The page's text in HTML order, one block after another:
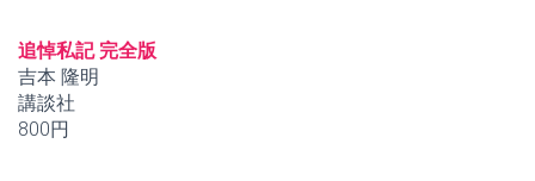
追悼私記 完全版
吉本 隆明
講談社
800円